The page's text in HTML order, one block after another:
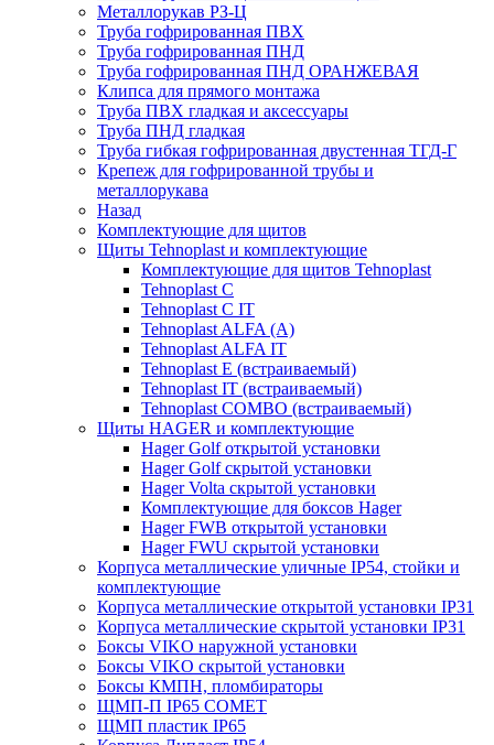
Металлорукав РЗ-Ц
Труба гофрированная ПВХ
Труба гофрированная ПНД
Труба гофрированная ПНД ОРАНЖЕВАЯ
Клипса для прямого монтажа
Труба ПВХ гладкая и аксессуары
Труба ПНД гладкая
Труба гибкая гофрированная двустенная ТГД-Г
Крепеж для гофрированной трубы и
металлорукава
Назад
Комплектующие для щитов
Щиты Tehnoplast и комплектующие
Комплектующие для щитов Tehnoplast
Tehnoplast C
Tehnoplast C IT
Tehnoplast ALFA (А)
Tehnoplast ALFA IT
Tehnoplast E (встраиваемый)
Tehnoplast IT (встраиваемый)
Tehnoplast COMBO (встраиваемый)
Щиты HAGER и комплектующие
Hager Golf открытой установки
Hager Golf скрытой установки
Hager Volta скрытой установки
Комплектующие для боксов Hager
Hager FWB открытой установки
Hager FWU скрытой установки
Корпуса металлические уличные IP54, стойки и
комплектующие
Корпуса металлические открытой установки IP31
Корпуса металлические скрытой установки IP31
Боксы VIKO наружной установки
Боксы VIKO скрытой установки
Боксы КМПН, пломбираторы
ЩМП-П IP65 COMET
ЩМП пластик IP65